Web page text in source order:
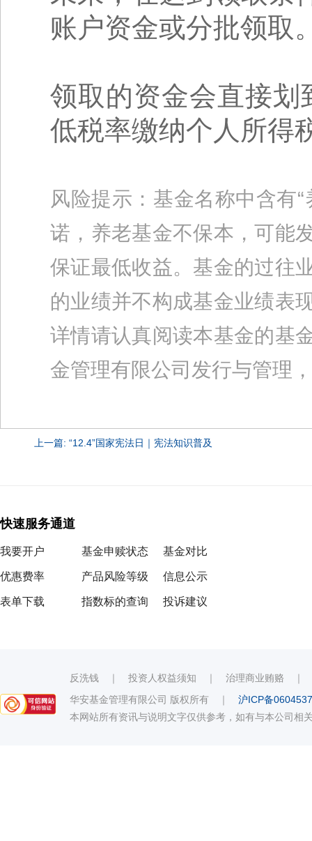
账户资金或分批领取
领取的资金会直接划
低税率缴纳个人所得
风险提示：基金名称中含有
诺，养老基金不保本，可能
保证最低收益。基金的过往
的业绩并不构成基金业绩表
详情请认真阅读本基金的基
金管理有限公司发行与管理
上一篇: “12.4”国家宪法日｜宪法知识普及
快速服务通道
我要开户
优惠费率
表单下载
基金申赎状态
产品风险等级
指数标的查询
基金对比
信息公示
投诉建议
反洗钱 ｜ 投资人权益须知 ｜ 治理商业贿赂
华安基金管理有限公司 版权所有 ｜ 沪ICP备
本网站所有资讯与说明文字仅供参考，如有与本公司相